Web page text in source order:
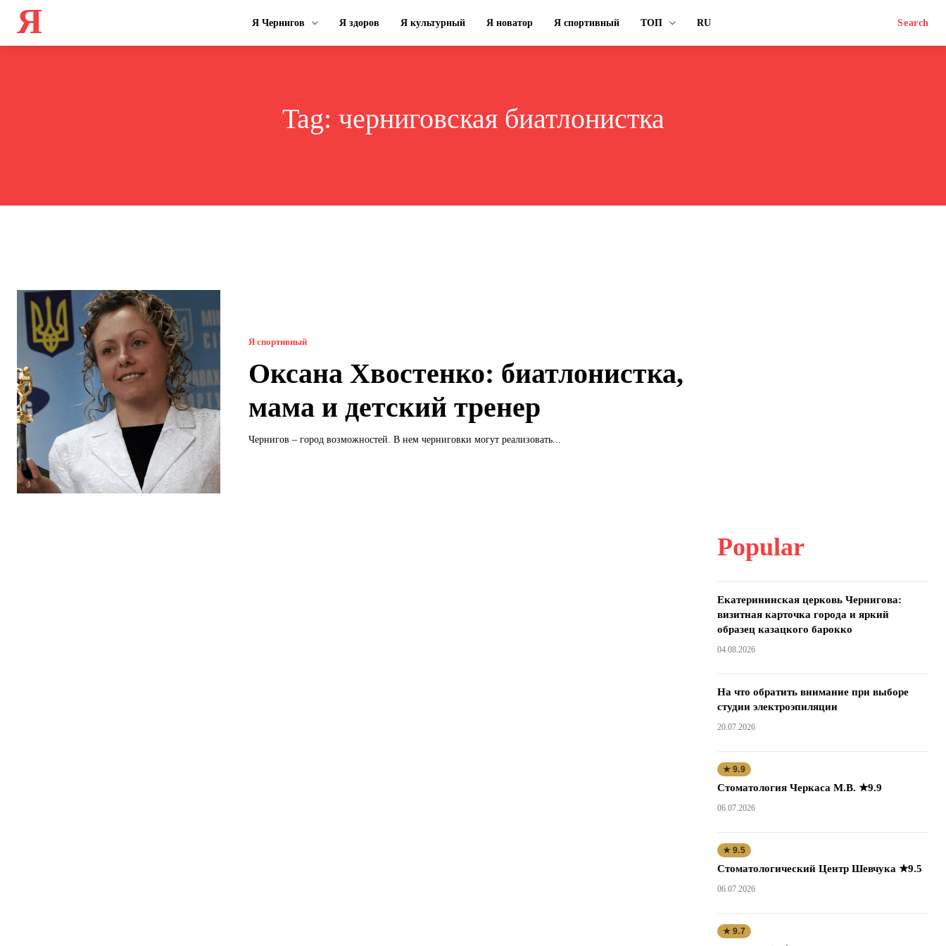
Я Я Чернигов Я здоров Я культурный Я новатор Я спортивный ТОП RU Search
Tag: черниговская биатлонистка
Я спортивный
Оксана Хвостенко: биатлонистка,
мама и детский тренер
Чернигов – город возможностей. В нем черниговки могут реализовать...
Popular
Екатерининская церковь Чернигова:
визитная карточка города и яркий
образец казацкого барокко
04.08.2026
На что обратить внимание при выборе
студии электроэпиляции
20.07.2026
★ 9.9
Стоматология Черкаса М.В. ★9.9
06.07.2026
★ 9.5
Стоматологический Центр Шевчука ★9.5
06.07.2026
★ 9.7